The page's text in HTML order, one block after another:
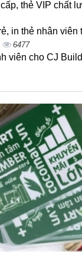
thẻ VIP chất
in thẻ nhân
6477
viên cho CJ